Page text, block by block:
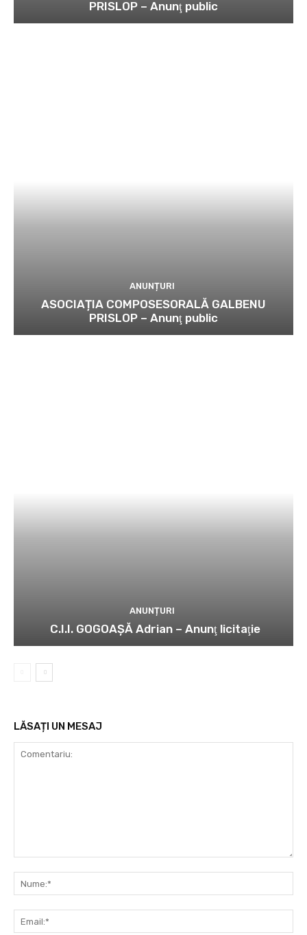
PRISLOP – Anunţ public
ANUNȚURI
ASOCIAȚIA COMPOSESORALĂ GALBENU
PRISLOP – Anunţ public
ANUNȚURI
C.I.I. GOGOAŞĂ Adrian – Anunţ licitaţie
LĂSAȚI UN MESAJ